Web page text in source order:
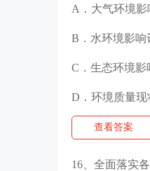
A．大气环境影
B．水环境影响
C．生态环境影
D．环境质量现
查看答案
16、全面落实